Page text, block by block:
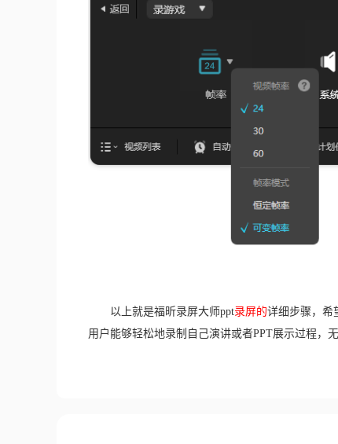
以上就是福昕录屏大师ppt录屏的详细步骤，希
用户能够轻松地录制自己演讲或者PPT展示过程，